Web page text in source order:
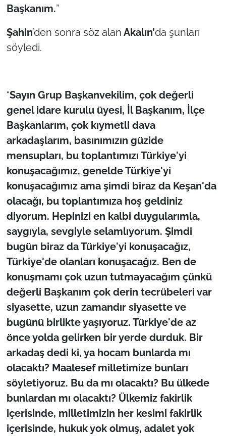
Başkanım.”
Şahin’den sonra söz alan Akalın’da şunları
söyledi.
“Sayın Grup Başkanvekilim, çok değerli
genel idare kurulu üyesi, İl Başkanım, İlçe
Başkanlarım, çok kıymetli dava
arkadaşlarım, basınımızın güzide
mensupları, bu toplantımızı Türkiye'yi
konuşacağımız, genelde Türkiye'yi
konuşacağımız ama şimdi biraz da Keşan'da
olacağı, bu toplantımıza hoş geldiniz
diyorum. Hepinizi en kalbi duygularımla,
saygıyla, sevgiyle selamlıyorum. Şimdi
bugün biraz da Türkiye'yi konuşacağız,
Türkiye'de olanları konuşacağız. Ben de
konuşmamı çok uzun tutmayacağım çünkü
değerli Başkanım çok derin tecrübeleri var
siyasette, uzun zamandır siyasette ve
bugünü birlikte yaşıyoruz. Türkiye'de az
önce yolda gelirken bir yerde durduk. Bir
arkadaş dedi ki, ya hocam bunlarda mı
olacaktı? Maalesef milletimize bunları
söyletiyoruz. Bu da mı olacaktı? Bu ülkede
bunlardan mı olacaktı? Ülkemiz fakirlik
içerisinde, milletimizin her kesimi fakirlik
içerisinde, hukuk yok olmuş, adalet yok